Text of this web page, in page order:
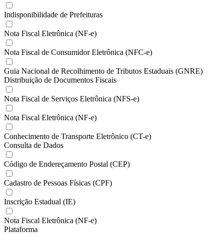
Indisponibilidade de Prefeituras
Nota Fiscal Eletrônica (NF-e)
Nota Fiscal de Consumidor Eletrônica (NFC-e)
Guia Nacional de Recolhimento de Tributos Estaduais (GNRE)
Distribuição de Documentos Fiscais
Nota Fiscal de Serviços Eletrônica (NFS-e)
Nota Fiscal Eletrônica (NF-e)
Conhecimento de Transporte Eletrônico (CT-e)
Consulta de Dados
Código de Endereçamento Postal (CEP)
Cadastro de Pessoas Físicas (CPF)
Inscrição Estadual (IE)
Nota Fiscal Eletrônica (NF-e)
Plataforma